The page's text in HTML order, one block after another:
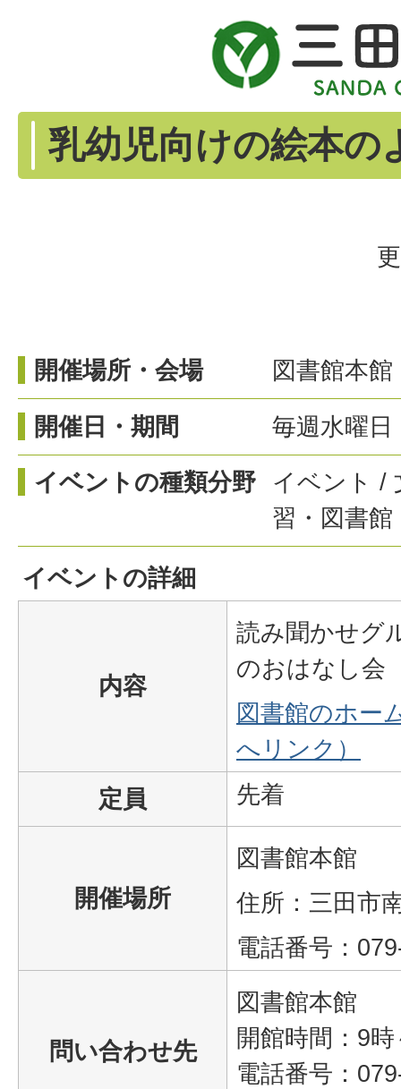
乳幼児向けの絵本の
開催場所・会場 図書館本館
開催日・期間 毎週水曜日
イベントの種類分野
イベント /
習・図書
イベントの詳細
内容
読み聞かせグ
のおはなし会
図書館のホー
へリンク）
定員
先着
開催場所
図書館本館
住所：三田市
電話番号：
問い合わせ先
図書館本館
開館時間：9
電話番号：